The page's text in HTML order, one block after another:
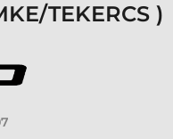
TEKERCS )